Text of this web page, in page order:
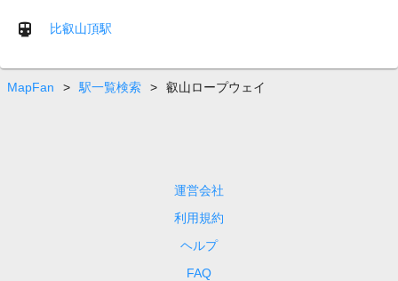
比叡山頂駅
MapFan > 駅一覧検索 > 叡山ロープウェイ
運営会社
利用規約
ヘルプ
FAQ